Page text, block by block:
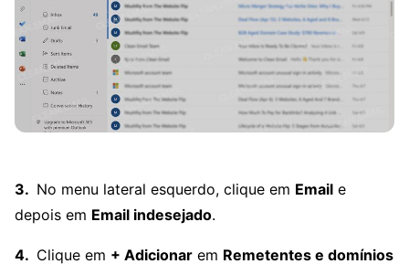
No menu lateral esquerdo, clique em Email e
depois em Email indesejado.
Clique em + Adicionar em Remetentes e domínios